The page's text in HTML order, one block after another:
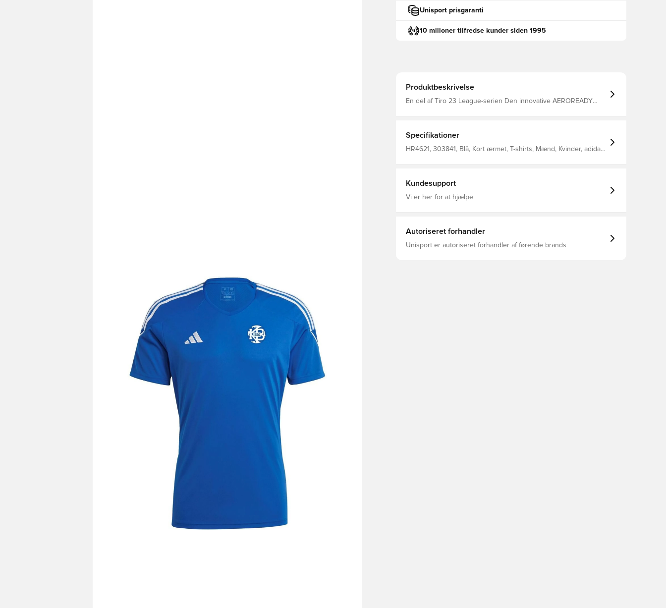
Unisport prisgaranti
10 milioner tilfredse kunder siden 1995
Produktbeskrivelse
En del af Tiro 23 League-serien Den innovative AEROREADY
Specifikationer
HR4621, 303841, Blå, Kort ærmet, T-shirts, Mænd, Kvinder, adidas,
Kundesupport
Vi er her for at hjælpe
Autoriseret forhandler
Unisport er autoriseret forhandler af førende brands